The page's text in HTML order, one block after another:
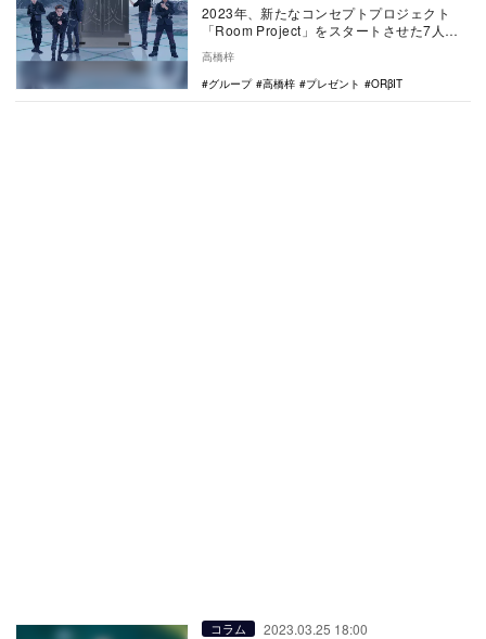
2023年、新たなコンセプトプロジェクト
「Room Project」をスタートさせた7人組
ボーイズグループ・ORβIT。同プロジ…
高橋梓
グループ
高橋梓 プレゼント ORβIT
コラム 2023.03.25 18:00